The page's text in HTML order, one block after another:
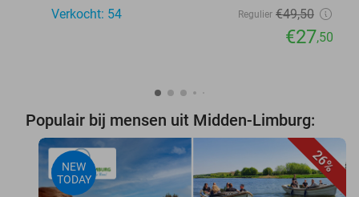
Verkocht: 54 Regulier €49,50
€27,50
Populair bij mensen uit Midden-Limburg:
26%
NEW
TODAY